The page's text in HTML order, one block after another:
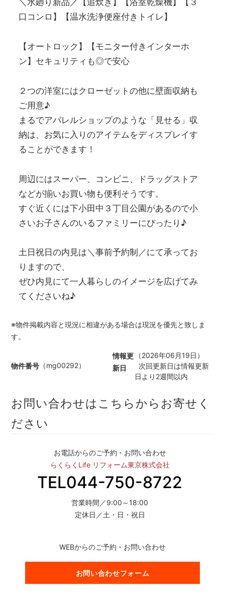
＼水廻り新品／【追炊き】【浴室乾燥機】【３
口コンロ】【温水洗浄便座付きトイレ】
【オートロック】【モニター付きインターホ
ン】セキュリティも◎で安心
２つの洋室にはクローゼットの他に壁面収納も
ご用意♪
まるでアパレルショップのような「見せる」収
納は、お気に入りのアイテムをディスプレイす
ることができます！
周辺にはスーパー、コンビニ、ドラッグストア
などが揃いお買い物も便利そうです。
すぐ近くには下小田中３丁目公園があるので小
さいお子さんのいるファミリーにぴったり♪
土日祝日の内見は＼事前予約制／にて承ってお
りますので、
ぜひ内見にて一人暮らしのイメージを広げてみ
てくださいね♪
※物件掲載内容と現況に相違がある場合は現況を優先と致しま
す。
物件番号 （mg00292）
情報更
新日
（2026年06月19日）
次回更新日は情報更新
日より2週間以内
お問い合わせはこちらからお寄せく
ださい
お電話からのご予約・お問い合わせ
らくらくLife リフォーム東京株式会社
TEL044-750-8722
営業時間／9:00～18:00
定休日／土・日・祝日
WEBからのご予約・お問い合わせ
お問い合わせフォーム